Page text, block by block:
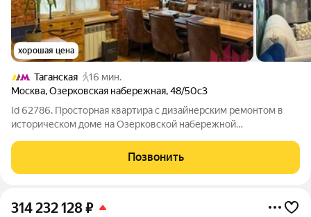
хорошая цена
Таганская
16 мин.
Москва,Озерковская набережная,48/50с3
Id 62786. Просторная квартира с дизайнерским ремонтом в
историческом доме на Озерковской набережной
квартиру планировки площадью 63.1 м в престижном
сталинском доме на набережной Москвы-реки. Объект
Позвонить
314 232 128₽